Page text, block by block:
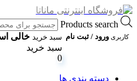
Products search
کاربری ورود / ثبت نام سبد خرید خالی
سبد خرید
0
دسته بندی ها